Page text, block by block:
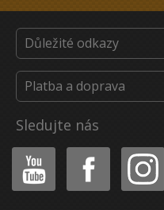
Důležité odkazy
Platba a doprava
Sledujte nás
Youtube Facebook Instagram